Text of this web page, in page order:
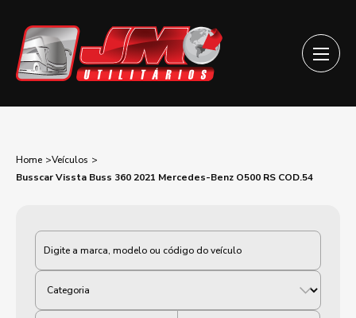
Home
Veículos
Busscar Vissta Buss 360 2021 Mercedes-Benz O500 RS COD.54
Categoria